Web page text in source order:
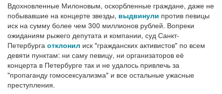
Вдохновленные Милоновым, оскорбленные граждане, даже не
побывавшие на концерте звезды, выдвинули против певицы
иск на сумму более чем 300 миллионов рублей. Вопреки
ожиданиям рыжего депутата и компании, суд Санкт-
Петербурга отклонил иск "гражданских активистов" по всем
девяти пунктам: ни саму певицу, ни организаторов её
концерта в Петербурге так и не удалось привлечь за
"пропаганду гомосексуализма" и все остальные ужасные
преступления.